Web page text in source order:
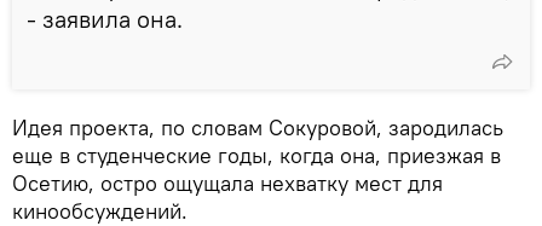
- заявила она.
Идея проекта, по словам Сокуровой, зародилась
еще в студенческие годы, когда она, приезжая в
Осетию, остро ощущала нехватку мест для
кинообсуждений.